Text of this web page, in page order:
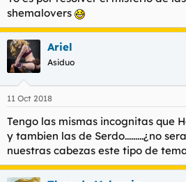
shemalovers
Ariel
Asiduo
11 Oct 2018
Tengo las mismas incognitas que
y tambien las de Serdo.........¿no
nuestras cabezas este tipo de